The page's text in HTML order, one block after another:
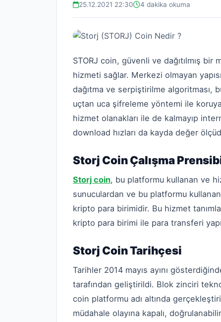
25.12.2021 22:30 4 dakika okuma
STORJ coin, güvenli ve dağıtılmış
hizmeti sağlar. Merkezi olmayan
dağıtma ve serpiştirilme algoritması,
uçtan uca şifreleme yöntemi ile
hizmet olanakları ile de kalmayıp
download hızları da kayda değer
Storj Coin Çalışma
Storj coin, bu platformu kullanan ve
sunuculardan ve bu platformu
kripto para birimidir. Bu hizmet
kripto para birimi ile para transferi
Storj Coin Tarihçesi
Tarihler 2014 mayıs ayını
tarafından geliştirildi. Blok zinciri
coin platformu adı altında
müdahale olayına kapalı,